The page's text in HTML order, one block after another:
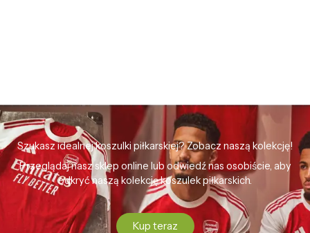
Szukasz idealnej koszulki piłkarskiej? Zobacz naszą kolekcję!
Przeglądaj nasz sklep online lub odwiedź nas osobiście, aby
odkryć naszą kolekcję koszulek piłkarskich.
Kup teraz